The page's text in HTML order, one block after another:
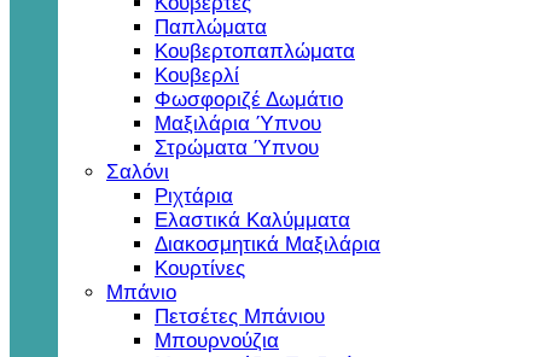
Παπλώματα
Κουβερτοπαπλώματα
Κουβερλί
Φωσφοριζέ Δωμάτιο
Μαξιλάρια Ύπνου
Στρώματα Ύπνου
Σαλόνι
Ριχτάρια
Ελαστικά Καλύμματα
Διακοσμητικά Μαξιλάρια
Κουρτίνες
Μπάνιο
Πετσέτες Μπάνιου
Μπουρνούζια